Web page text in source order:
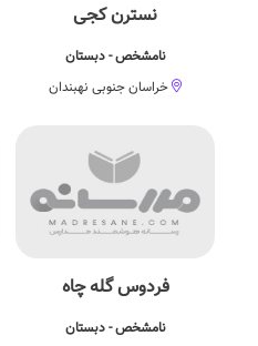
نسترن کجی
نامشخص - دبستان
خراسان جنوبی نهبندان
فردوس گله چاه
نامشخص - دبستان